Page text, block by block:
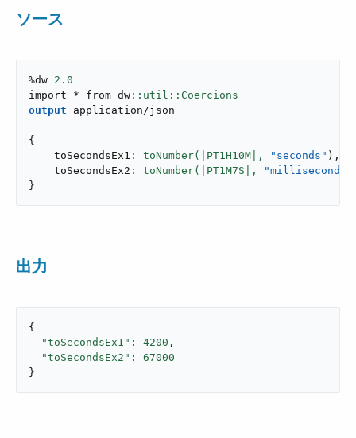
ソース
%dw 2.0
import * from dw
output
application/json
---
{
    toSecondsEx1
: toNumber(|PT1H10M|, "seconds" ) ,
    toSecondsEx2
: toNumber(|PT1M7S|, "milliseconds"
}
出力
{
"toSecondsEx1" : 4200 ,
"toSecondsEx2" : 67000
}